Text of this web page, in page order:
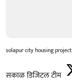
solapur city housing project
सकाळ डिजिटल टीम